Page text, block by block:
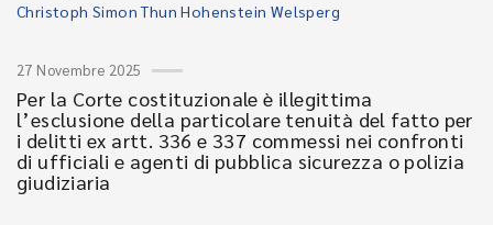
Christoph Simon Thun Hohenstein Welsperg
27 Novembre 2025
Per la Corte costituzionale è illegittima
l’esclusione della particolare tenuità del fatto per
i delitti ex artt. 336 e 337 commessi nei confronti
di ufficiali e agenti di pubblica sicurezza o polizia
giudiziaria